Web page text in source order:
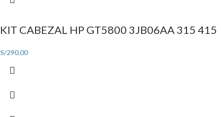
KIT CABEZAL HP GT5800 3JB06AA 315 415
S/290.00